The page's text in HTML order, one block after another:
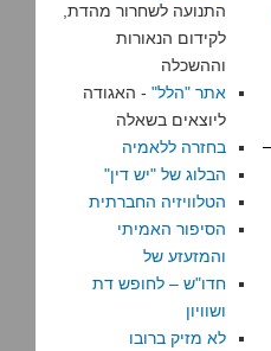
התנועה לשחרור מהדת,
לקידום הנאורות
וההשכלה
אתר "הלל" - האגודה
ליוצאים בשאלה
בחזרה ללאמיה
הבלוג של "יש דין"
הטלוויזיה החברתית
הסיפור האמיתי
והמזעזע של
חדו"ש – לחופש דת
ושוויון
לא מזיק ברובו